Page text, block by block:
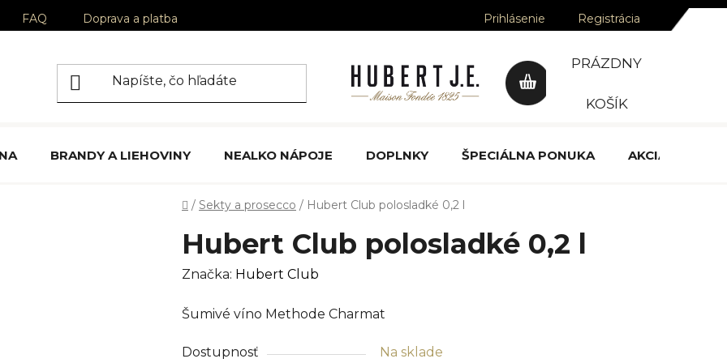
FAQ Doprava a platba Prihlásenie Registrácia
NÁKUPNÝ
PRÁZDNY
KOŠÍK
BRANDY A LIEHOVINY NEALKO NÁPOJE DOPLNKY ŠPECIÁLNA PONUKA AKCIA
Domov
/ Sekty a prosecco / Hubert Club polosladké 0,2 l
Hubert Club polosladké 0,2 l
Značka: Hubert Club
Šumivé víno Methode Charmat
Dostupnosť Na sklade